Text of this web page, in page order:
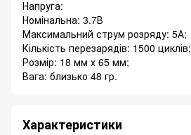
Напруга:
Номінальна: 3.7В
Максимальний струм розряду: 5А;
Кількість перезарядів: 1500 циклів;
Розмір: 18 мм х 65 мм;
Вага: близько 48 гр.
Характеристики